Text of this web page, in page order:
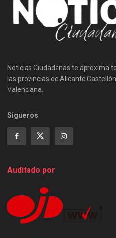
Noticias Ciudadanas te aproxima
las provincias de Alicante
Valenciana.
Siguenos
Auditado por